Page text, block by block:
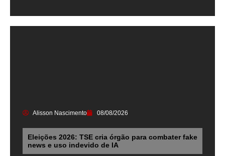
Alisson Nascimento 08/08/2026
Eleições 2026: TSE cria órgão para combater fake
news e uso indevido de IA